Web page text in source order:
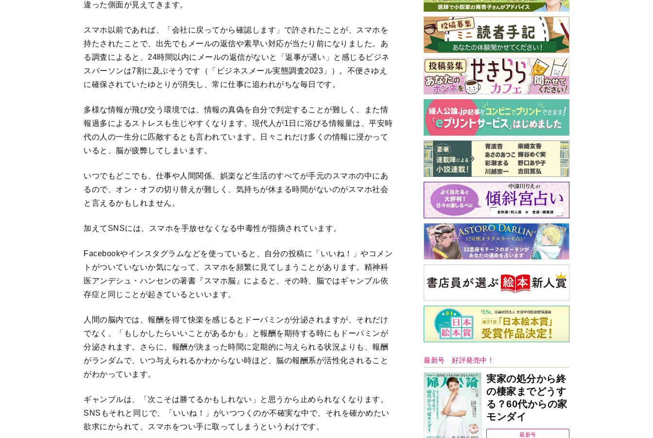
違った側面が見えてきます。
スマホ以前であれば、「会社に戻ってから確認します」で許されたことが、スマホを
持たされたことで、出先でもメールの返信や素早い対応が当たり前になりました。あ
る調査によると、24時間以内にメールの返信がないと「返事が遅い」と感じるビジネ
スパーソンは7割に及ぶそうです（「ビジネスメール実態調査2023」）。不便さゆえ
に確保されていたゆとりが消失し、常に仕事に追われがちな毎日です。
多様な情報が飛び交う環境では、情報の真偽を自分で判定することが難しく、また情
報過多によるストレスも生じやすくなります。現代人が1日に浴びる情報量は、平安時
代の人の一生分に匹敵するとも言われています。日々これだけ多くの情報に浸かって
いると、脳が疲弊してしまいます。
いつでもどこでも、仕事や人間関係、娯楽など生活のすべてが手元のスマホの中にあ
るので、オン・オフの切り替えが難しく、気持ちが休まる時間がないのがスマホ社会
と言えるかもしれません。
加えてSNSには、スマホを手放せなくなる中毒性が指摘されています。
Facebookやインスタグラムなどを使っていると、自分の投稿に「いいね！」やコメン
トがついていないか気になって、スマホを頻繁に見てしまうことがあります。精神科
医アンデシュ・ハンセンの著書『スマホ脳』によると、その時、脳ではギャンブル依
存症と同じことが起きているといいます。
人間の脳内では、報酬を得て快楽を感じるとドーパミンが分泌されますが、それだけ
でなく、「もしかしたらいいことがあるかも」と報酬を期待する時にもドーパミンが
分泌されます。さらに、報酬が決まった時間に定期的に与えられる状況よりも、報酬
がランダムで、いつ与えられるかわからない時ほど、脳の報酬系が活性化されること
がわかっています。
ギャンブルは、「次こそは勝てるかもしれない」と思うから止められなくなります。
SNSもそれと同じで、「いいね！」がいつつくのか不確実な中で、それを確かめたい
欲求にかられて、スマホをつい手に取ってしまうというわけです。
最新号 好評発売中！
実家の処分から終
の棲家までどうす
る？60代からの家
モンダイ
最新号